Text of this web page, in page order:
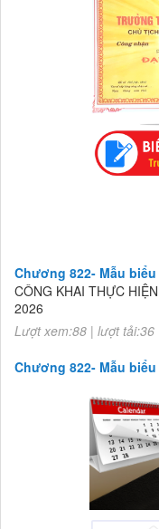
Chương 822- Mẫu biểu
CÔNG KHAI THỰC
2026
Lượt xem:88 | lượt tải:36
Chương 822- Mẫu biểu
CÔNG KHAI THỰC
Lượt xem:88 | lượt tải:36